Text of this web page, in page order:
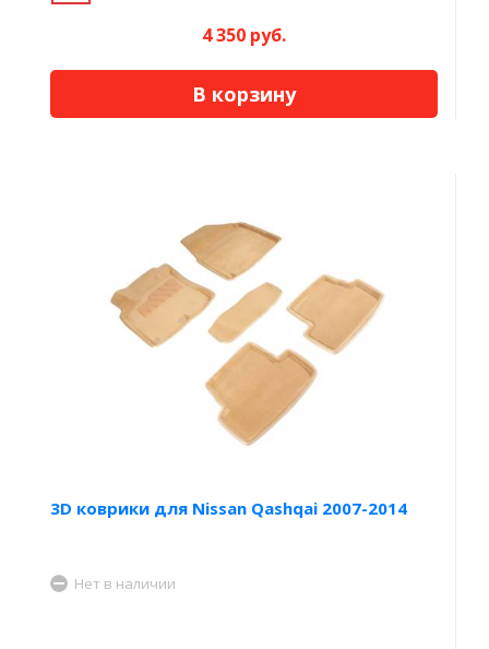
4 350 руб.
В корзину
3D коврики для Nissan Qashqai 2007-2014
Нет в наличии